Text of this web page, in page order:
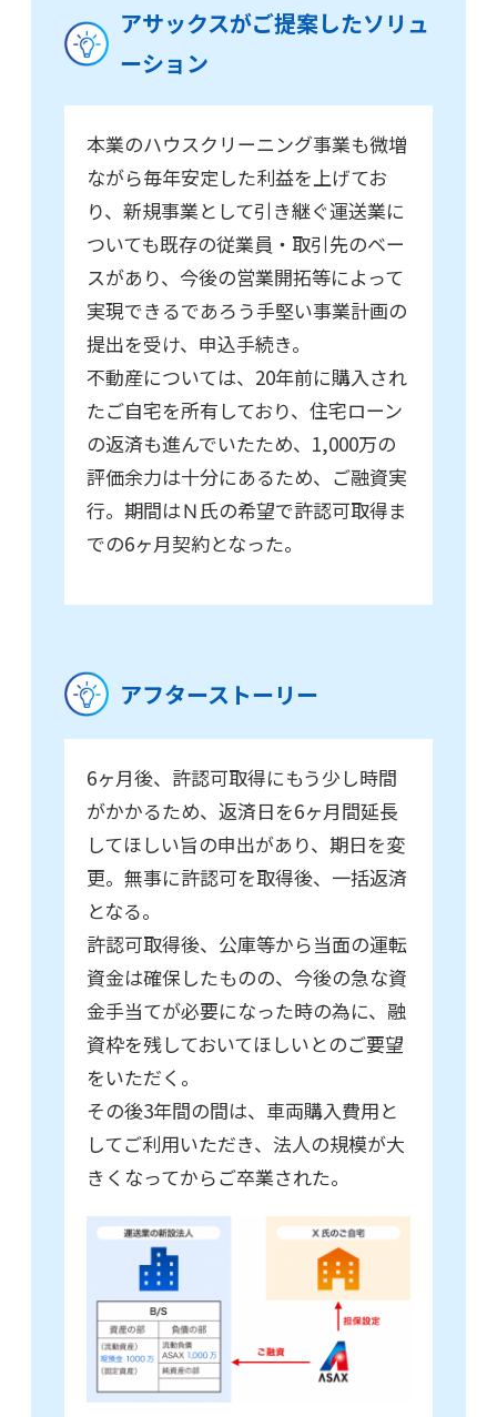
アサックスがご提案したソリュ
ーション
本業のハウスクリーニング事業も微増
ながら毎年安定した利益を上げてお
り、新規事業として引き継ぐ運送業に
ついても既存の従業員・取引先のベー
スがあり、今後の営業開拓等によって
実現できるであろう手堅い事業計画の
提出を受け、申込手続き。
不動産については、20年前に購入され
たご自宅を所有しており、住宅ローン
の返済も進んでいたため、1,000万の
評価余力は十分にあるため、ご融資実
行。期間はＮ氏の希望で許認可取得ま
での6ヶ月契約となった。
アフターストーリー
6ヶ月後、許認可取得にもう少し時間
がかかるため、返済日を6ヶ月間延長
してほしい旨の申出があり、期日を変
更。無事に許認可を取得後、一括返済
となる。
許認可取得後、公庫等から当面の運転
資金は確保したものの、今後の急な資
金手当てが必要になった時の為に、融
資枠を残しておいてほしいとのご要望
をいただく。
その後3年間の間は、車両購入費用と
してご利用いただき、法人の規模が大
きくなってからご卒業された。